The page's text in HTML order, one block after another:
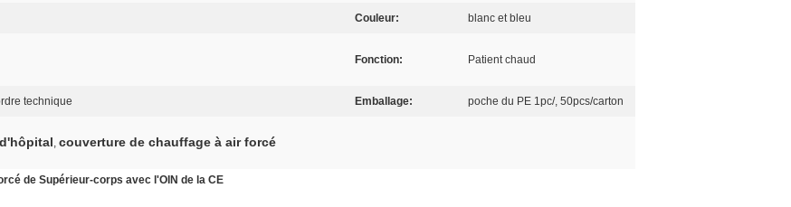
Couleur: blanc et bleu
Fonction: Patient chaud
technique Emballage: poche du PE 1pc/, 50pcs/carton
, couverture de chauffage à air forcé
de Supérieur-corps avec l'OIN de la CE